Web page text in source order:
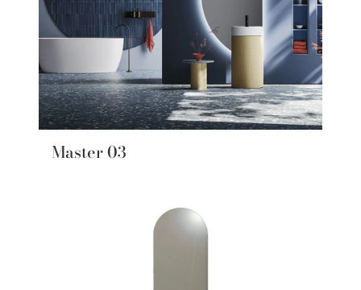
Master 03